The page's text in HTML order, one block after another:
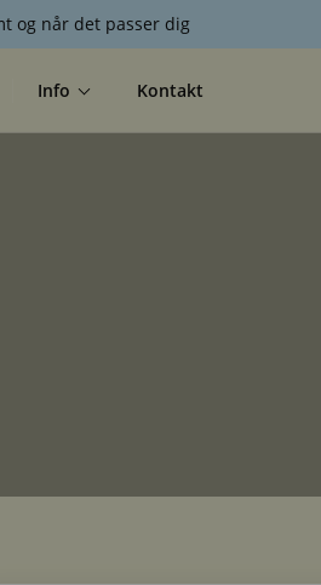
og når det passer dig
Info Kontakt